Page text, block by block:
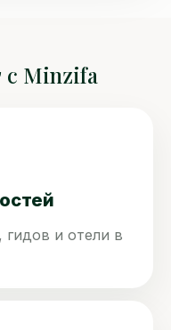
с Minzifa
и отели в